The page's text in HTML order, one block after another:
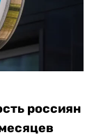
россиян